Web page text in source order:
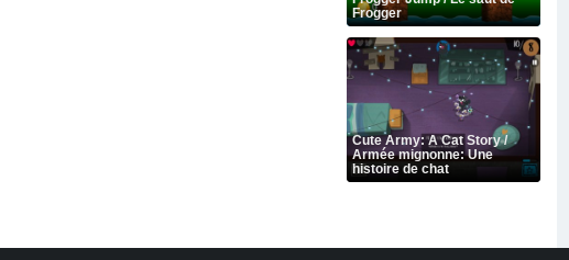
Frogger
Cute Army: A Cat Story /
Armée mignonne: Une
histoire de chat